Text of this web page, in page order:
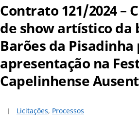
Contrato 121/2024 –
de show artístico da
Barões da Pisadinha
apresentação na
Capelinhense
Licitações, Processos